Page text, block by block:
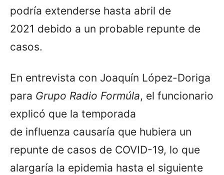
podría extenderse hasta abril de
2021 debido a un probable repunte de
casos.
En entrevista con Joaquín López-Doriga
para Grupo Radio Formúla, el funcionario
explicó que la temporada
de influenza causaría que hubiera un
repunte de casos de COVID-19, lo que
alargaría la epidemia hasta el siguiente